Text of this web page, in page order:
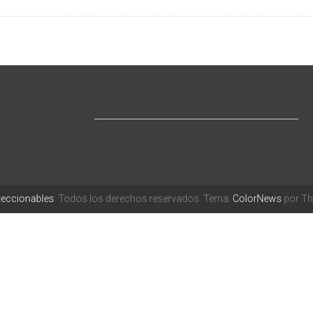
. Todos los derechos reservados. Tema: ColorNews por